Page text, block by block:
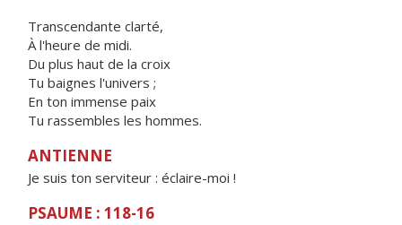
Transcendante clarté,
À l'heure de midi.
Du plus haut de la croix
Tu baignes l'univers ;
En ton immense paix
Tu rassembles les hommes.
ANTIENNE
Je suis ton serviteur : éclaire-moi !
PSAUME : 118-16